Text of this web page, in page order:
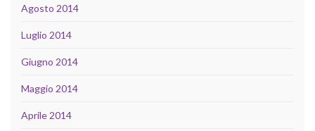
Agosto 2014
Luglio 2014
Giugno 2014
Maggio 2014
Aprile 2014